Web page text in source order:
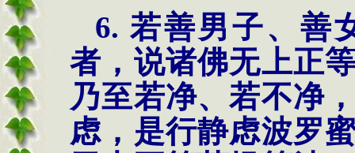
6. 若善男子、善
者，说诸佛无上正
乃至若净、若不净
虑，是行静虑波罗